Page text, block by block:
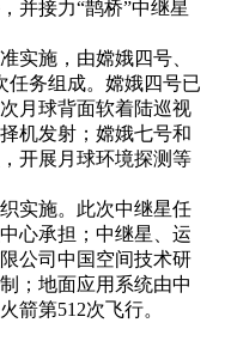
并接力“鹊桥”中继星
施，由嫦娥四号、
任务组成。嫦娥四号已
月球背面软着陆巡视
机发射；嫦娥七号和
开展月球环境探测等
实施。此次中继星任
心承担；中继星、运
公司中国空间技术研
；地面应用系统由中
箭第512次飞行。